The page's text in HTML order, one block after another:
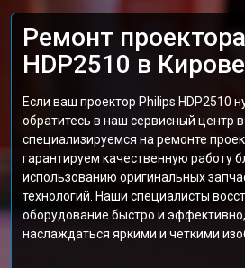
Ремонт
HDP2510 в Кирове
Если ваш проектор Philips HDP2510
обратитесь в наш сервисный центр
специализируемся на ремонте
гарантируем качественную работу
использованию оригинальных
технологий. Наши специалисты
оборудование быстро и
наслаждаться яркими и четкими